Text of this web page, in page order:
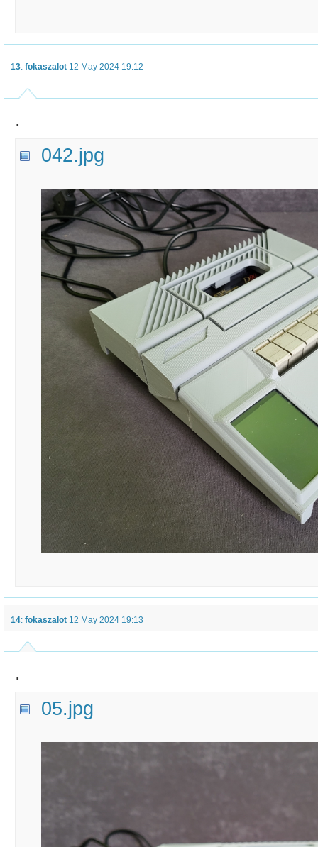
13: fokaszalot 12 May 2024 19:12
.
042.jpg
14: fokaszalot 12 May 2024 19:13
.
05.jpg